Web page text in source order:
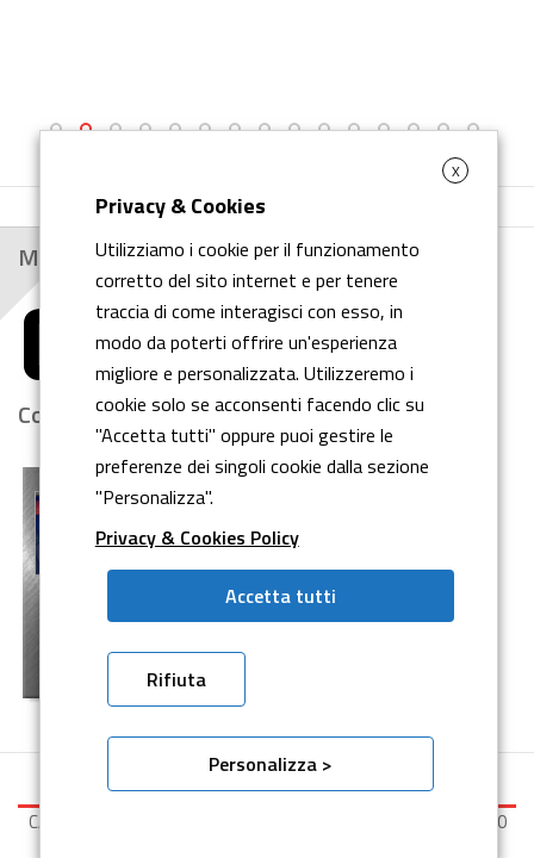
Main Customers
Company Profile
CASSETTO Srl - P.I. / CF IT 04752260010 - Cap. Soc. € 99.000,00
X
Privacy & Cookies
Utilizziamo i cookie per il funzionamento
corretto del sito internet e per tenere
traccia di come interagisci con esso, in
modo da poterti offrire un'esperienza
migliore e personalizzata. Utilizzeremo i
cookie solo se acconsenti facendo clic su
"Accetta tutti" oppure puoi gestire le
preferenze dei singoli cookie dalla sezione
"Personalizza".
Privacy & Cookies Policy
Accetta tutti
Rifiuta
Personalizza >